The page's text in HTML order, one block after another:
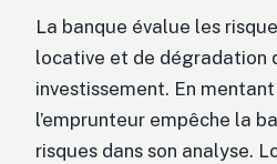
La banque évalue les
locative et de dégradation
investissement. En mentant
l’emprunteur empêche la
risques dans son analyse.